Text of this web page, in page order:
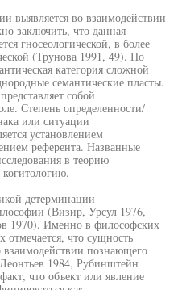
выявляется во взаимодействии
заключить, что данная
гносеологической, в более
(Трунова 1991, 49). По
категория сложной
семантические пласты.
собой
Степень определенности/
или ситуации
установлением
референта. Названные
в теорию
детерминации
(Визир, Урсул 1976,
1970). Именно в философских
отмечается, что сущность
взаимодействии познающего
1984, Рубинштейн
что объект или явление